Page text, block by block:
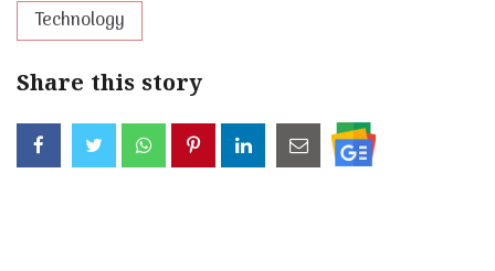
Technology
Share this story